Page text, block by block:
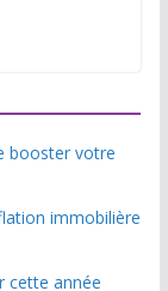
booster votre
immobilière
cette année